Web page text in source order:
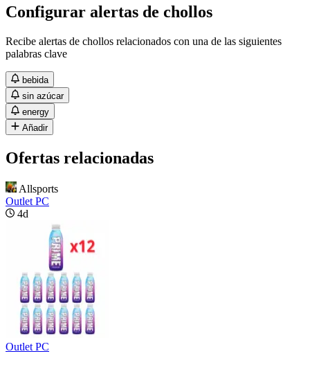
Configurar alertas de chollos
Recibe alertas de chollos relacionados con una de las siguientes
palabras clave
bebida
sin azúcar
energy
Añadir
Ofertas relacionadas
Allsports
Outlet PC
4d
Outlet PC